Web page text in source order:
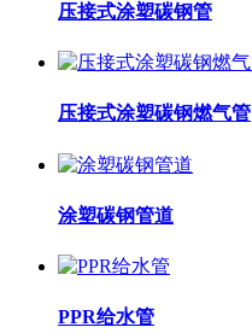
压接式涂塑碳钢管
压接式涂塑碳钢燃气管
涂塑碳钢管道
PPR给水管